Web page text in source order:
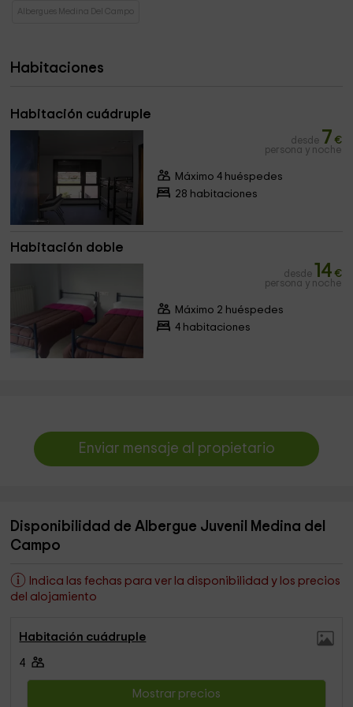
Albergues Medina Del Campo
Habitaciones
Habitación cuádruple
desde 7 €
persona y noche
Máximo 4 huéspedes
28 habitaciones
Habitación doble
desde 14 €
persona y noche
Máximo 2 huéspedes
4 habitaciones
Enviar mensaje al propietario
Disponibilidad de Albergue Juvenil Medina del
Campo
Indica las fechas para ver la disponibilidad y los precios
del alojamiento
Habitación cuádruple
4
Mostrar precios